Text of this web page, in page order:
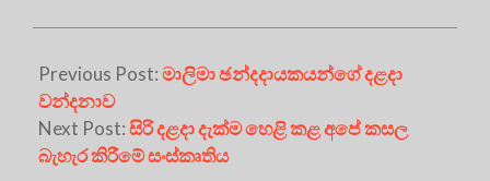
Previous Post:මාලිමා ඡන්දදායකයන්ගේ දළදා
වන්දනාව
Next Post:සිරි දළදා දැක්ම හෙළි කළ අපේ කසල
බැහැර කිරීමේ සංස්කෘතිය